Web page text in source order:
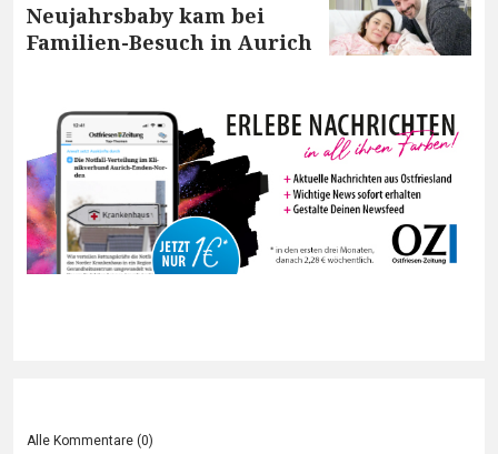
Neujahrsbaby kam bei
Familien-Besuch in Aurich
Alle Kommentare (0)